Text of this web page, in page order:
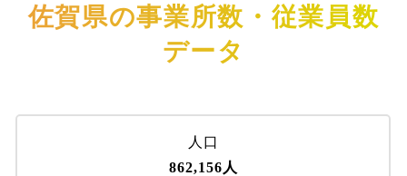
佐賀県の事業所数・従業員数
データ
人口
862,156人